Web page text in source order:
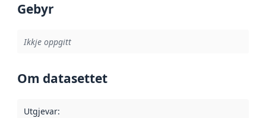
Gebyr
Ikkje oppgitt
Om datasettet
Utgjevar: